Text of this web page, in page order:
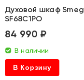
Духовой шкаф Smeg
SF68C1PO
84 990 ₽
В наличии
В Корзину